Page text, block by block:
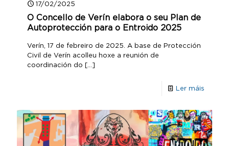
17/02/2025
O Concello de Verín elabora o seu Plan de
Autoprotección para o Entroido 2025
Verín, 17 de febreiro de 2025. A base de Protección
Civil de Verín acolleu hoxe a reunión de
coordinación do […]
Ler máis